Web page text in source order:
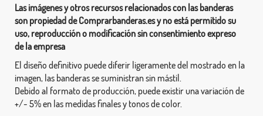
Las imágenes y otros recursos relacionados con las banderas
son propiedad de Comprarbanderas.es y no está permitido su
uso, reproducción o modificación sin consentimiento expreso
de la empresa
El diseño definitivo puede diferir ligeramente del mostrado en la
imagen, las banderas se suministran sin mástil.
Debido al formato de producción, puede existir una variación de
+/- 5% en las medidas finales y tonos de color.